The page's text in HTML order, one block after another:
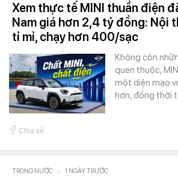
Xem thực tế MINI thuần điện
Nam giá hơn 2,4 tỷ đồng: Nội
tỉ mỉ, chạy hơn 400/sạc
Không còn
quen thuộc,
một diện mạo
hơn, đồng thời
Chia sẻ
TRONG NƯỚC - 1 NGÀY TRƯỚC